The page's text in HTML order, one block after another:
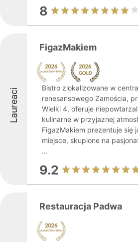
8
Laureaci
FigazMakiem
Bistro zlokalizowane w
renesansowego Zamościa,
Wielki 4, oferuje
kulinarne w przyjaznej
FigazMakiem prezentuje się
miejsce, skupione na
...
9.2
Restauracja Padwa